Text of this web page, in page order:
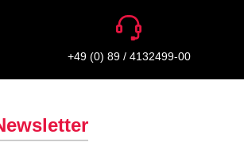
+49 (0) 89 / 4132499-00